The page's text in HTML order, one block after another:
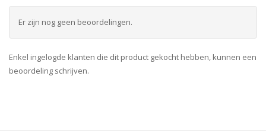
Er zijn nog geen beoordelingen.
Enkel ingelogde klanten die dit product gekocht hebben, kunnen een
beoordeling schrijven.